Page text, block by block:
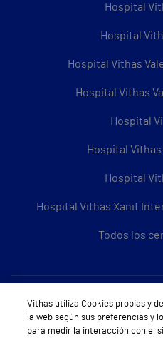
Hospital
Hospital
Hospital Vithas
Hospital Vithas
Hospital
Hospital
Hospital
Hospital Vithas Xanit
Todos los
Sobre
Vithas utiliza Cookies propias y
la web según sus preferencias y
para medir la interacción con el